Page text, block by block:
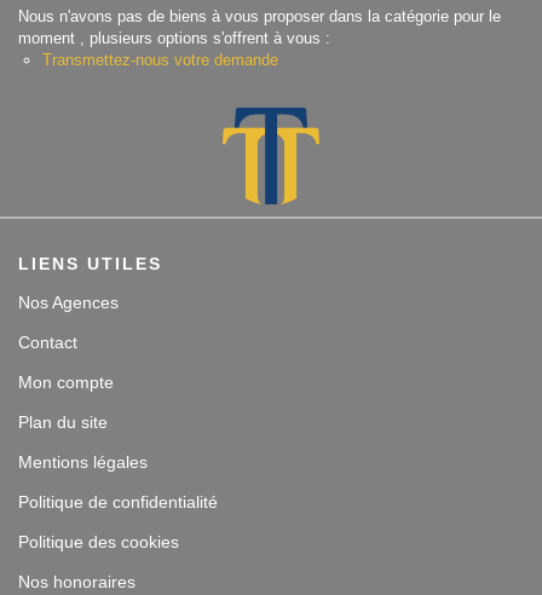
Nous n'avons pas de biens à vous proposer dans la catégorie pour le
moment , plusieurs options s'offrent à vous :
Transmettez-nous votre demande
LIENS UTILES
Nos Agences
Contact
Mon compte
Plan du site
Mentions légales
Politique de confidentialité
Politique des cookies
Nos honoraires